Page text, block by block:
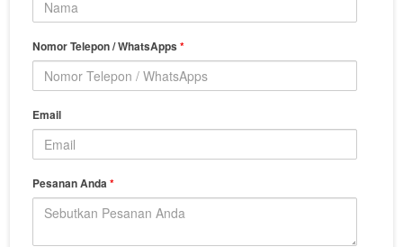
Nomor Telepon / WhatsApps*
Email
Pesanan Anda*